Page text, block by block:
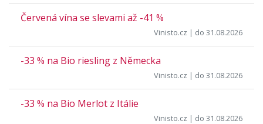
Červená vína se slevami až -41 %
Vinisto.cz | do 31.08.2026
-33 % na Bio riesling z Německa
Vinisto.cz | do 31.08.2026
-33 % na Bio Merlot z Itálie
Vinisto.cz | do 31.08.2026